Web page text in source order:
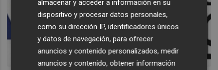
almacenar y acceder a información en su
dispositivo y procesar datos personales,
como su dirección IP, identificadores únicos
y datos de navegación, para ofrecer
anuncios y contenido personalizados, medir
anuncios y contenido, obtener información